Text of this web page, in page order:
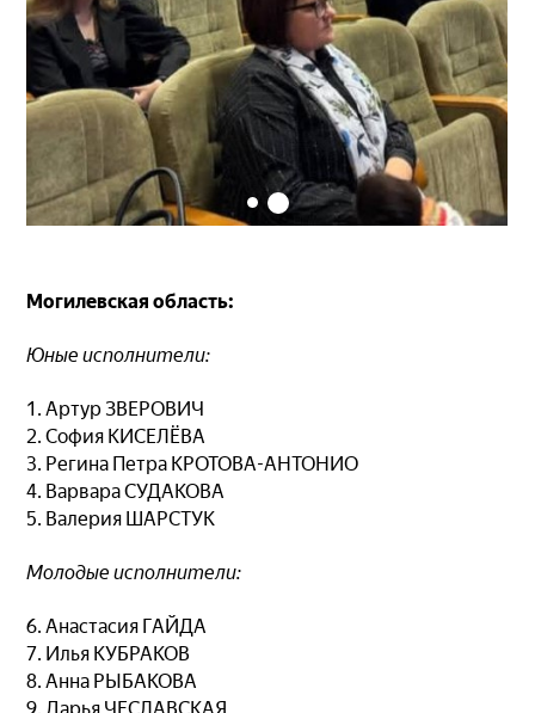
Могилевская область:
Юные исполнители:
1. Артур ЗВЕРОВИЧ
2. София КИСЕЛЁВА
3. Регина Петра КРОТОВА-АНТОНИО
4. Варвара СУДАКОВА
5. Валерия ШАРСТУК
Молодые исполнители:
6. Анастасия ГАЙДА
7. Илья КУБРАКОВ
8. Анна РЫБАКОВА
9. Дарья ЧЕСЛАВСКАЯ